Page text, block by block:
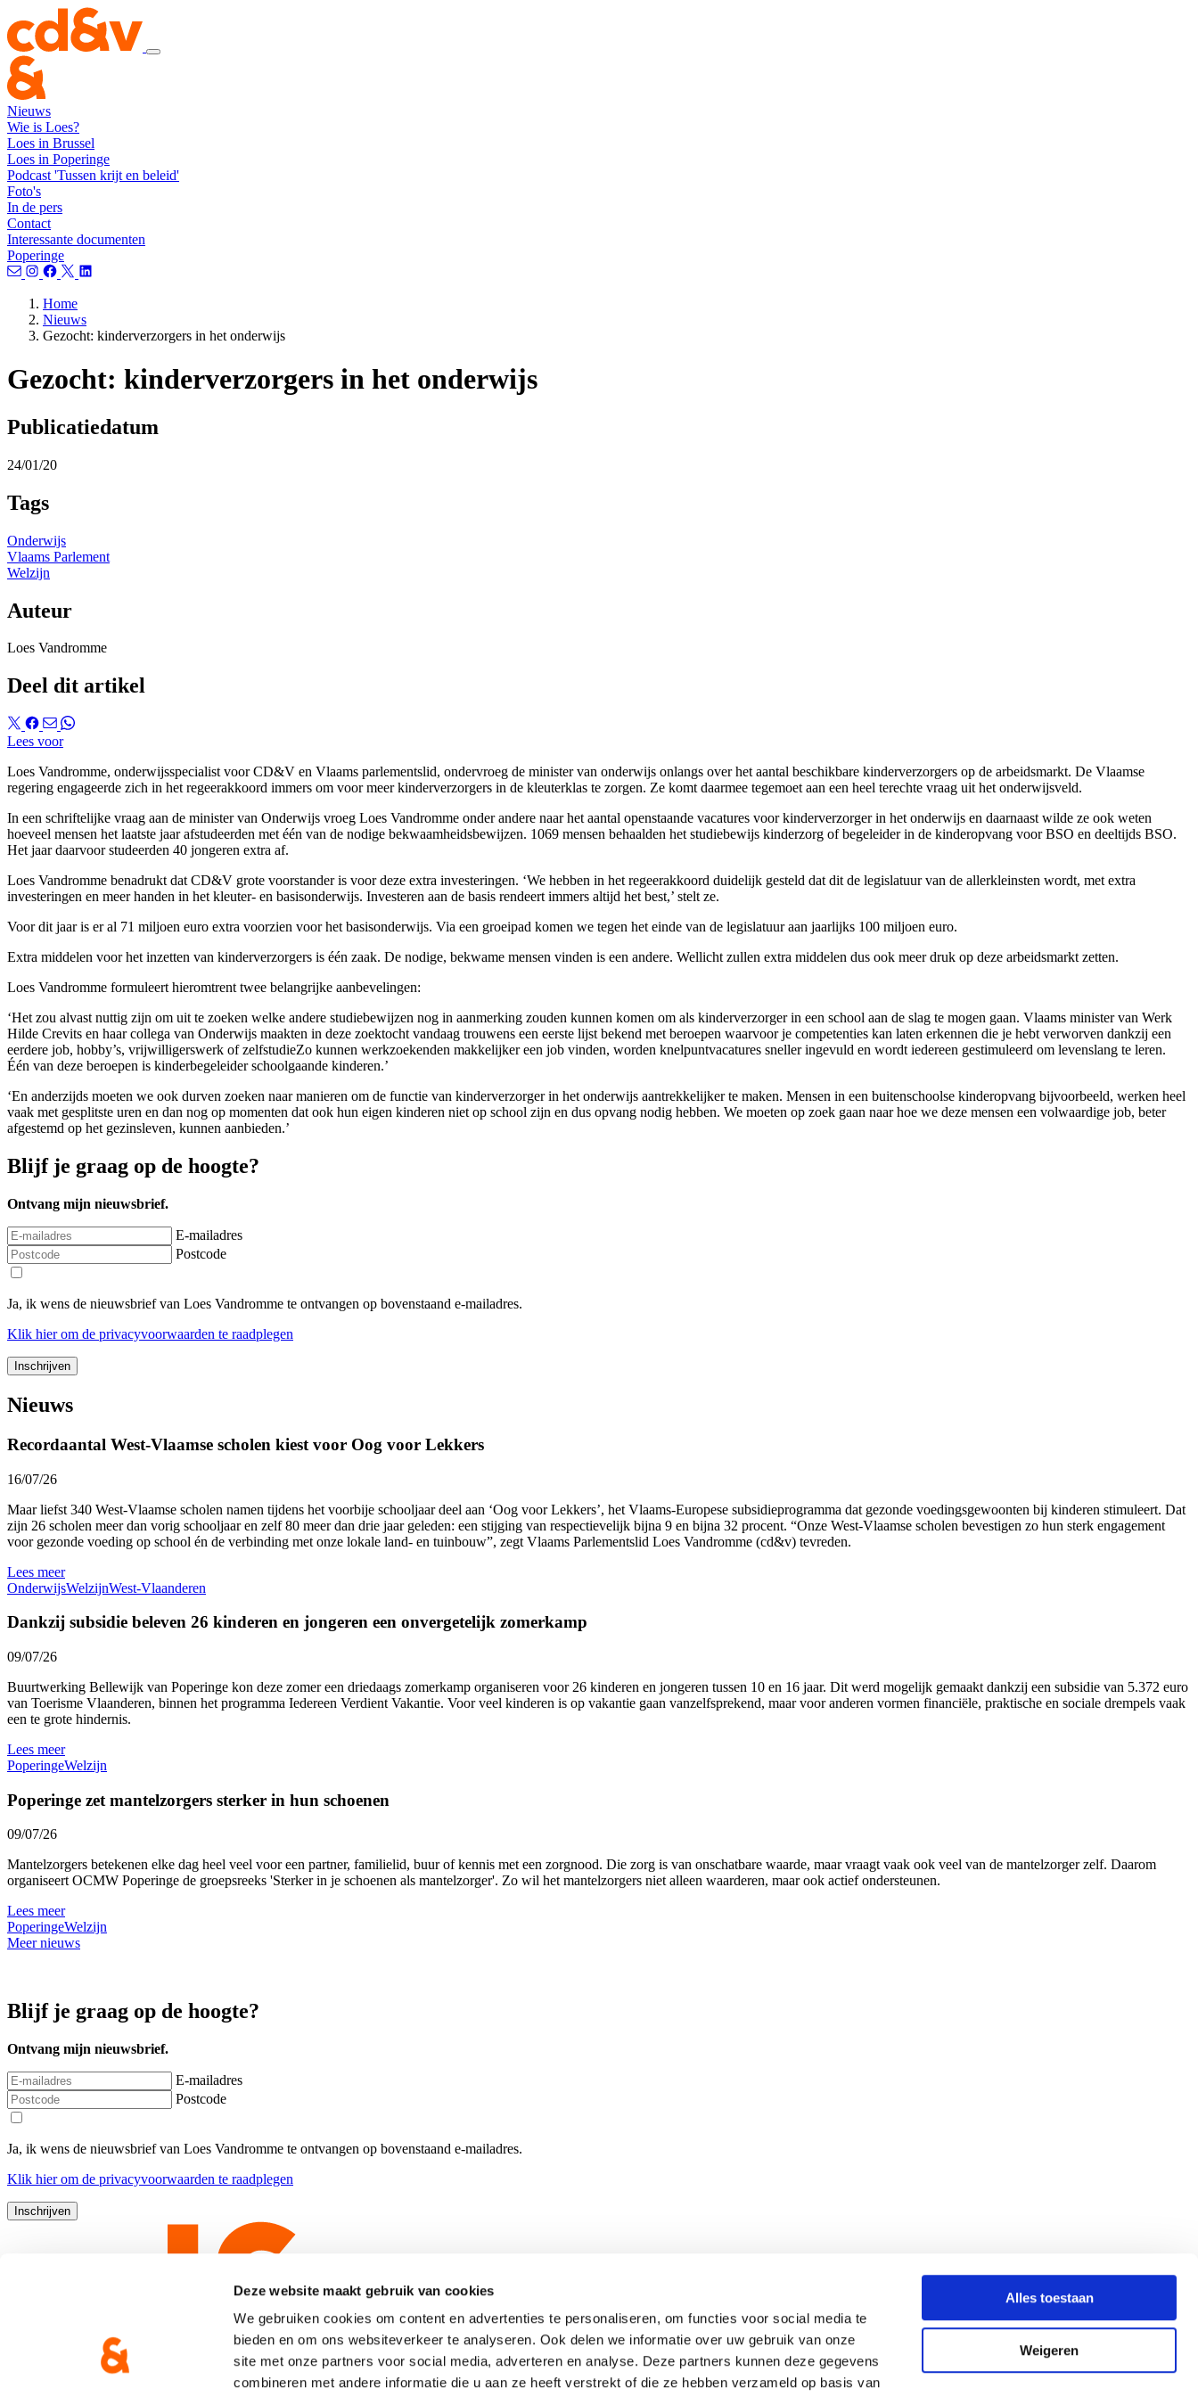
Deze website maakt gebruik van cookies
We gebruiken cookies om content en advertenties te personaliseren, om functies voor social media te
bieden en om ons websiteverkeer te analyseren. Ook delen we informatie over uw gebruik van onze
site met onze partners voor social media, adverteren en analyse. Deze partners kunnen deze gegevens
combineren met andere informatie die u aan ze heeft verstrekt of die ze hebben verzameld op basis van
Alles toestaan
Weigeren
Nieuws
Wie is Loes?
Loes in Brussel
Loes in Poperinge
Podcast 'Tussen krijt en beleid'
Foto's
In de pers
Contact
Interessante documenten
Poperinge
Home
Nieuws
Gezocht: kinderverzorgers in het onderwijs
Gezocht: kinderverzorgers in het onderwijs
Publicatiedatum
24/01/20
Tags
Onderwijs
Vlaams Parlement
Welzijn
Auteur
Loes Vandromme
Deel dit artikel
Lees voor
Loes Vandromme, onderwijsspecialist voor CD&V en Vlaams parlementslid, ondervroeg de minister van onderwijs onlangs over het aantal beschikbare kinderverzorgers op de arbeidsmarkt. De Vlaamse
regering engageerde zich in het regeerakkoord immers om voor meer kinderverzorgers in de kleuterklas te zorgen. Ze komt daarmee tegemoet aan een heel terechte vraag uit het onderwijsveld.
In een schriftelijke vraag aan de minister van Onderwijs vroeg Loes Vandromme onder andere naar het aantal openstaande vacatures voor kinderverzorger in het onderwijs en daarnaast wilde ze ook weten
hoeveel mensen het laatste jaar afstudeerden met één van de nodige bekwaamheidsbewijzen. 1069 mensen behaalden het studiebewijs kinderzorg of begeleider in de kinderopvang voor BSO en deeltijds BSO.
Het jaar daarvoor studeerden 40 jongeren extra af.
Loes Vandromme benadrukt dat CD&V grote voorstander is voor deze extra investeringen. ‘We hebben in het regeerakkoord duidelijk gesteld dat dit de legislatuur van de allerkleinsten wordt, met extra
investeringen en meer handen in het kleuter- en basisonderwijs. Investeren aan de basis rendeert immers altijd het best,’ stelt ze.
Voor dit jaar is er al 71 miljoen euro extra voorzien voor het basisonderwijs. Via een groeipad komen we tegen het einde van de legislatuur aan jaarlijks 100 miljoen euro.
Extra middelen voor het inzetten van kinderverzorgers is één zaak. De nodige, bekwame mensen vinden is een andere. Wellicht zullen extra middelen dus ook meer druk op deze arbeidsmarkt zetten.
Loes Vandromme formuleert hieromtrent twee belangrijke aanbevelingen:
‘Het zou alvast nuttig zijn om uit te zoeken welke andere studiebewijzen nog in aanmerking zouden kunnen komen om als kinderverzorger in een school aan de slag te mogen gaan. Vlaams minister van Werk
Hilde Crevits en haar collega van Onderwijs maakten in deze zoektocht vandaag trouwens een eerste lijst bekend met beroepen waarvoor je competenties kan laten erkennen die je hebt verworven dankzij een
eerdere job, hobby’s, vrijwilligerswerk of zelfstudieZo kunnen werkzoekenden makkelijker een job vinden, worden knelpuntvacatures sneller ingevuld en wordt iedereen gestimuleerd om levenslang te leren.
Één van deze beroepen is kinderbegeleider schoolgaande kinderen.’
‘En anderzijds moeten we ook durven zoeken naar manieren om de functie van kinderverzorger in het onderwijs aantrekkelijker te maken. Mensen in een buitenschoolse kinderopvang bijvoorbeeld, werken heel
vaak met gesplitste uren en dan nog op momenten dat ook hun eigen kinderen niet op school zijn en dus opvang nodig hebben. We moeten op zoek gaan naar hoe we deze mensen een volwaardige job, beter
afgestemd op het gezinsleven, kunnen aanbieden.’
Blijf je graag op de hoogte?
Ontvang mijn nieuwsbrief.
E-mailadres
Postcode
Ja, ik wens de nieuwsbrief van Loes Vandromme te ontvangen op bovenstaand e-mailadres.
Klik hierom de privacyvoorwaarden te raadplegen
Nieuws
Recordaantal West-Vlaamse scholen kiest voor Oog voor Lekkers
16/07/26
Maar liefst 340 West-Vlaamse scholen namen tijdens het voorbije schooljaar deel aan ‘Oog voor Lekkers’, het Vlaams-Europese subsidieprogramma dat gezonde voedingsgewoonten bij kinderen stimuleert. Dat
zijn 26 scholen meer dan vorig schooljaar en zelf 80 meer dan drie jaar geleden: een stijging van respectievelijk bijna 9 en bijna 32 procent. “Onze West-Vlaamse scholen bevestigen zo hun sterk engagement
voor gezonde voeding op school én de verbinding met onze lokale land- en tuinbouw”, zegt Vlaams Parlementslid Loes Vandromme (cd&v) tevreden.
Lees meer
OnderwijsWelzijnWest-Vlaanderen
Dankzij subsidie beleven 26 kinderen en jongeren een onvergetelijk zomerkamp
09/07/26
Buurtwerking Bellewijk van Poperinge kon deze zomer een driedaags zomerkamp organiseren voor 26 kinderen en jongeren tussen 10 en 16 jaar. Dit werd mogelijk gemaakt dankzij een subsidie van 5.372 euro
van Toerisme Vlaanderen, binnen het programma Iedereen Verdient Vakantie. Voor veel kinderen is op vakantie gaan vanzelfsprekend, maar voor anderen vormen financiële, praktische en sociale drempels vaak
een te grote hindernis.
Lees meer
PoperingeWelzijn
Poperinge zet mantelzorgers sterker in hun schoenen
09/07/26
Mantelzorgers betekenen elke dag heel veel voor een partner, familielid, buur of kennis met een zorgnood. Die zorg is van onschatbare waarde, maar vraagt vaak ook veel van de mantelzorger zelf. Daarom
organiseert OCMW Poperinge de groepsreeks 'Sterker in je schoenen als mantelzorger'. Zo wil het mantelzorgers niet alleen waarderen, maar ook actief ondersteunen.
Lees meer
PoperingeWelzijn
Meer nieuws
Blijf je graag op de hoogte?
Ontvang mijn nieuwsbrief.
E-mailadres
Postcode
Ja, ik wens de nieuwsbrief van Loes Vandromme te ontvangen op bovenstaand e-mailadres.
Klik hierom de privacyvoorwaarden te raadplegen